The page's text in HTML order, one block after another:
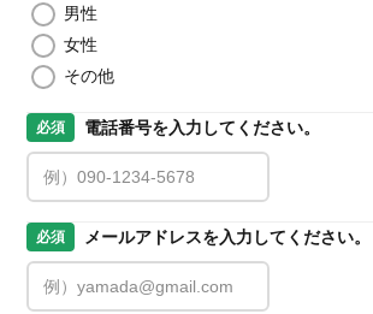
男性
女性
その他
必須 電話番号を入力してください。
必須 メールアドレスを入力してください。